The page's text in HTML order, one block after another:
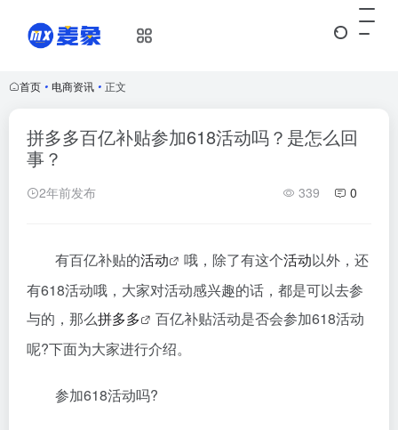
首页 • 电商资讯 • 正文
拼多多百亿补贴参加618活动吗？是怎么回
事？
2年前发布 339 0
有百亿补贴的活动 哦，除了有这个活动以外，还
有618活动哦，大家对活动感兴趣的话，都是可以去参
与的，那么拼多多
百亿补贴活动是否会参加618活动
呢?下面为大家进行介绍。
参加618活动吗?